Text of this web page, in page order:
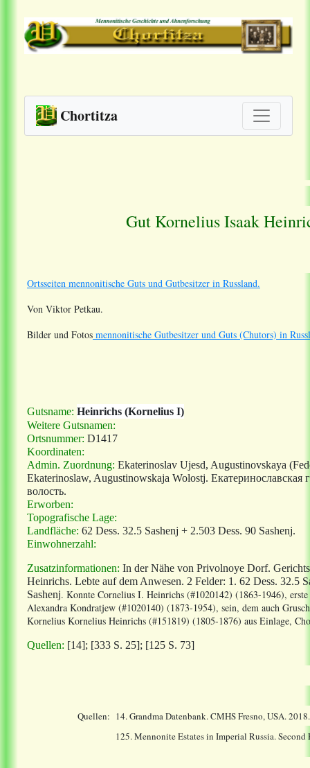
Chortitza
Gut Kornelius Isaak
Ortsseiten mennonitische Guts und Gutbesitzer in Russland.
Von Viktor Petkau.
Bilder und Fotos mennonitische Gutbesitzer und Guts (Chutors) in
Gutsname: Heinrichs (Kornelius I)
Weitere Gutsnamen:
Ortsnummer: D1417
Koordinaten:
Admin. Zuordnung: Ekaterinoslav Ujesd, Augustinovskaya
Ekaterinoslaw, Augustinowskaja Wolostj. Екатеринославская
волость.
Erworben:
Topografische Lage:
Landfläche: 62 Dess. 32.5 Sashenj + 2.503 Dess. 90 Sashenj.
Einwohnerzahl:
Zusatzinformationen: In der Nähe von Privolnoye Dorf.
Heinrichs. Lebte auf dem Anwesen. 2 Felder: 1. 62 Dess. 32.5
Sashenj. Konnte Cornelius I. Heinrichs (#1020142) (1863-1946),
Alexandra Kondratjew (#1020140) (1873-1954), sein, dem auch
Kornelius Kornelius Heinrichs (#151819) (1805-1876) aus Einlage,
Quellen: [14]; [333 S. 25]; [125 S. 73]
Quellen: 14.Grandma Datenbank. CMHS Fresno, USA.
125. Mennonite Estates in Imperial Russia.